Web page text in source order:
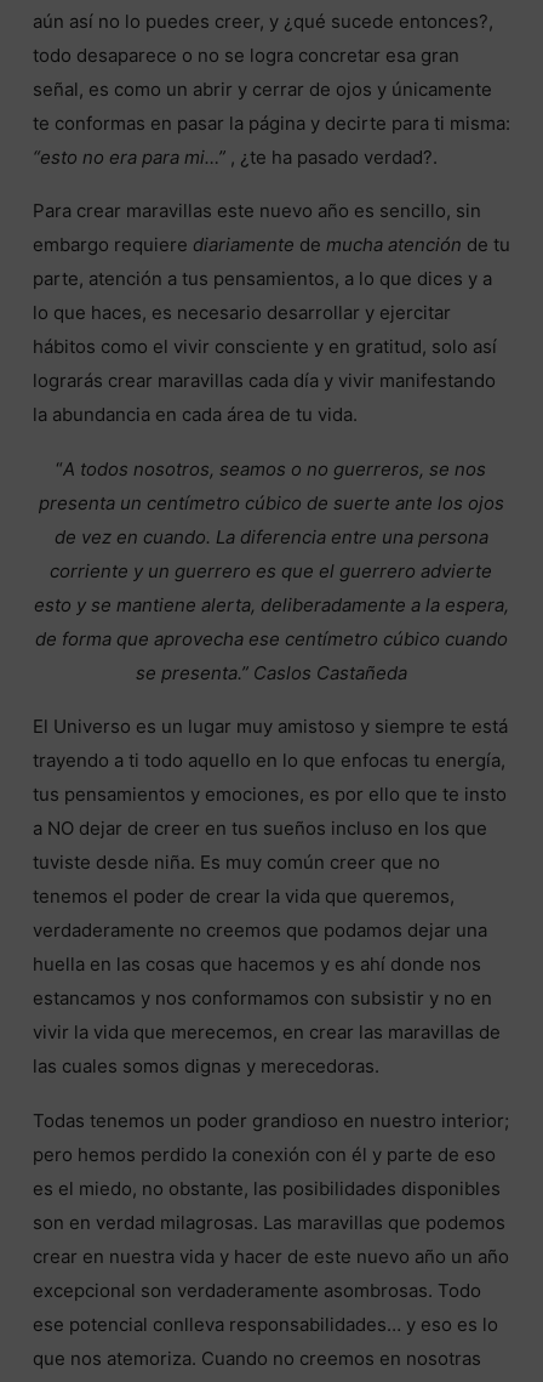
aún así no lo puedes creer, y ¿qué sucede entonces?,
todo desaparece o no se logra concretar esa gran
señal, es como un abrir y cerrar de ojos y únicamente
te conformas en pasar la página y decirte para ti misma:
“esto no era para mi…”, ¿te ha pasado verdad?.
Para crear maravillas este nuevo año es sencillo, sin
embargo requiere diariamente de mucha atención de tu
parte, atención a tus pensamientos, a lo que dices y a
lo que haces, es necesario desarrollar y ejercitar
hábitos como el vivir consciente y en gratitud, solo así
lograrás crear maravillas cada día y vivir manifestando
la abundancia en cada área de tu vida.
“A todos nosotros, seamos o no guerreros, se nos
presenta un centímetro cúbico de suerte ante los ojos
de vez en cuando. La diferencia entre una persona
corriente y un guerrero es que el guerrero advierte
esto y se mantiene alerta, deliberadamente a la espera,
de forma que aprovecha ese centímetro cúbico cuando
se presenta.” Caslos Castañeda
El Universo es un lugar muy amistoso y siempre te está
trayendo a ti todo aquello en lo que enfocas tu energía,
tus pensamientos y emociones, es por ello que te insto
a NO dejar de creer en tus sueños incluso en los que
tuviste desde niña. Es muy común creer que no
tenemos el poder de crear la vida que queremos,
verdaderamente no creemos que podamos dejar una
huella en las cosas que hacemos y es ahí donde nos
estancamos y nos conformamos con subsistir y no en
vivir la vida que merecemos, en crear las maravillas de
las cuales somos dignas y merecedoras.
Todas tenemos un poder grandioso en nuestro interior;
pero hemos perdido la conexión con él y parte de eso
es el miedo, no obstante, las posibilidades disponibles
son en verdad milagrosas. Las maravillas que podemos
crear en nuestra vida y hacer de este nuevo año un año
excepcional son verdaderamente asombrosas. Todo
ese potencial conlleva responsabilidades… y eso es lo
que nos atemoriza. Cuando no creemos en nosotras